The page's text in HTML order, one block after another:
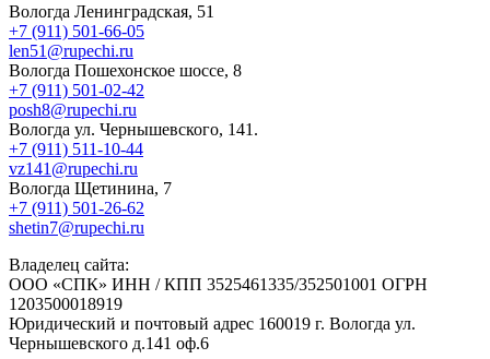
Вологда Ленинградская, 51
+7 (911) 501-66-05
len51@rupechi.ru
Вологда Пошехонское шоссе, 8
+7 (911) 501-02-42
posh8@rupechi.ru
Вологда ул. Чернышевского, 141.
+7 (911) 511-10-44
vz141@rupechi.ru
Вологда Щетинина, 7
+7 (911) 501-26-62
shetin7@rupechi.ru
Владелец сайта:
ООО «СПК» ИНН / КПП 3525461335/352501001 ОГРН
1203500018919
Юридический и почтовый адрес 160019 г. Вологда ул.
Чернышевского д.141 оф.6